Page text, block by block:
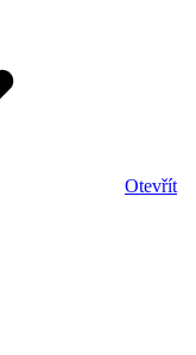
Otevřít